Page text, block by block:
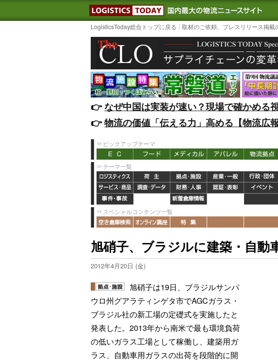
LOGISTICS TODAY｜国内最大
LogisticsToday総合トップに戻る 取材のご依頼、プレスリリース掲載
👉️なぜ中国は実装が速い？現場で確かめる
👉️物流の価値「伝える力」高める【物流広
ピックアップテーマ
テーマ一覧
スペシャルコンテンツ一覧
旭硝子、ブラジルに建築・自動
2012年4月20日 (金)
旭硝子は19日、ブラジルサンパ
ウロ州グアラティンゲタ市でAGCガラス・
ブラジル社の新工場の定礎式を実施したと
発表した。2013年から南米で最も環境負荷
の低いガラス工場として稼働し、建築用ガ
ラス、自動車用ガラスの出荷を段階的に開